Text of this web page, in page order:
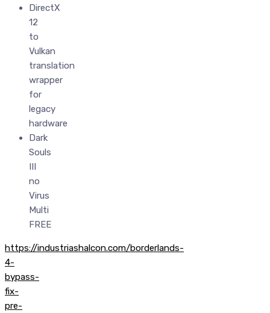
DirectX
12
to
Vulkan
translation
wrapper
for
legacy
hardware
Dark
Souls
III
no
Virus
Multi
FREE
https://industriashalcon.com/borderlands-
4-
bypass-
fix-
pre-